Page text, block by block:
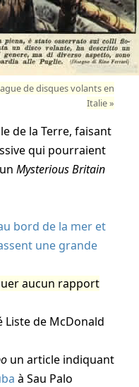
de disques volants en
Italie
de la Terre, faisant
qui pourraient
unMysterious Britain
bord de la mer et
une grande
aucun rapport
Liste de McDonald
un article indiquant
à Sau Palo